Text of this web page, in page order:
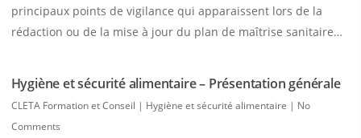
principaux points de vigilance qui apparaissent lors de la
rédaction ou de la mise à jour du plan de maîtrise sanitaire…
Hygiène et sécurité alimentaire – Présentation générale
CLETA Formation et Conseil | Hygiène et sécurité alimentaire | No
Comments